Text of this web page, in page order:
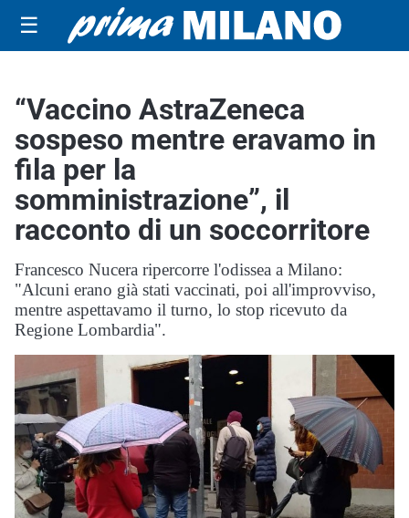
☰
“Vaccino AstraZeneca
sospeso mentre eravamo in
fila per la
somministrazione”, il
racconto di un soccorritore
Francesco Nucera ripercorre l'odissea a Milano:
"Alcuni erano già stati vaccinati, poi all'improvviso,
mentre aspettavamo il turno, lo stop ricevuto da
Regione Lombardia".